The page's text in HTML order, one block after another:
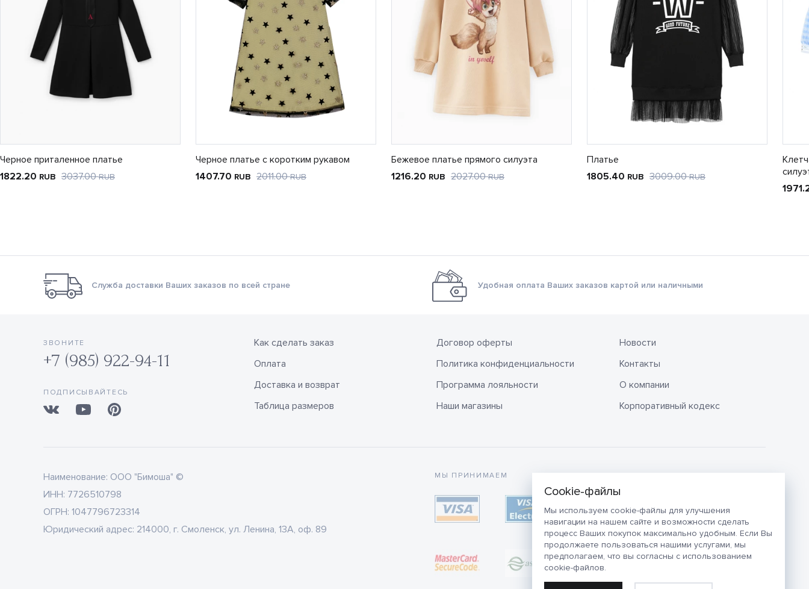
Мы используем cookie-файлы для улучшения
навигации на нашем сайте и возможности сделать
процесс Ваших покупок максимально удобным. Если Вы
продолжаете пользоваться нашими услугами, мы
предполагаем, что вы согласны с использованием
cookie-файлов.
Черное приталенное платье
1822.20 RUB 3037.00RUB
Черное платье с коротким рукавом
1407.70 RUB 2011.00RUB
Бежевое платье прямого силуэта
1216.20 RUB 2027.00RUB
Платье
1805.40 RUB 3009.00RUB
Служба доставки Ваших заказов по всей стране Удобная оплата Ваших заказов картой или наличными
ЗВОНИТЕ
+7 (985) 922-94-11
ПОДПИСЫВАЙТЕСЬ
Как сделать заказ
Оплата
Доставка и возврат
Таблица размеров
Договор оферты
Политика конфиденциальности
Программа лояльности
Наши магазины
Новости
Контакты
О компании
Корпоративный кодекс
Наименование: ООО "Бимоша" ©
ИНН: 7726510798
ОГРН: 1047796723314
Юридический адрес: 214000, г. Смоленск, ул. Ленина, 13А, оф. 89
МЫ ПРИНИМАЕМ